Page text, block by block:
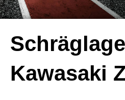
Kawasaki